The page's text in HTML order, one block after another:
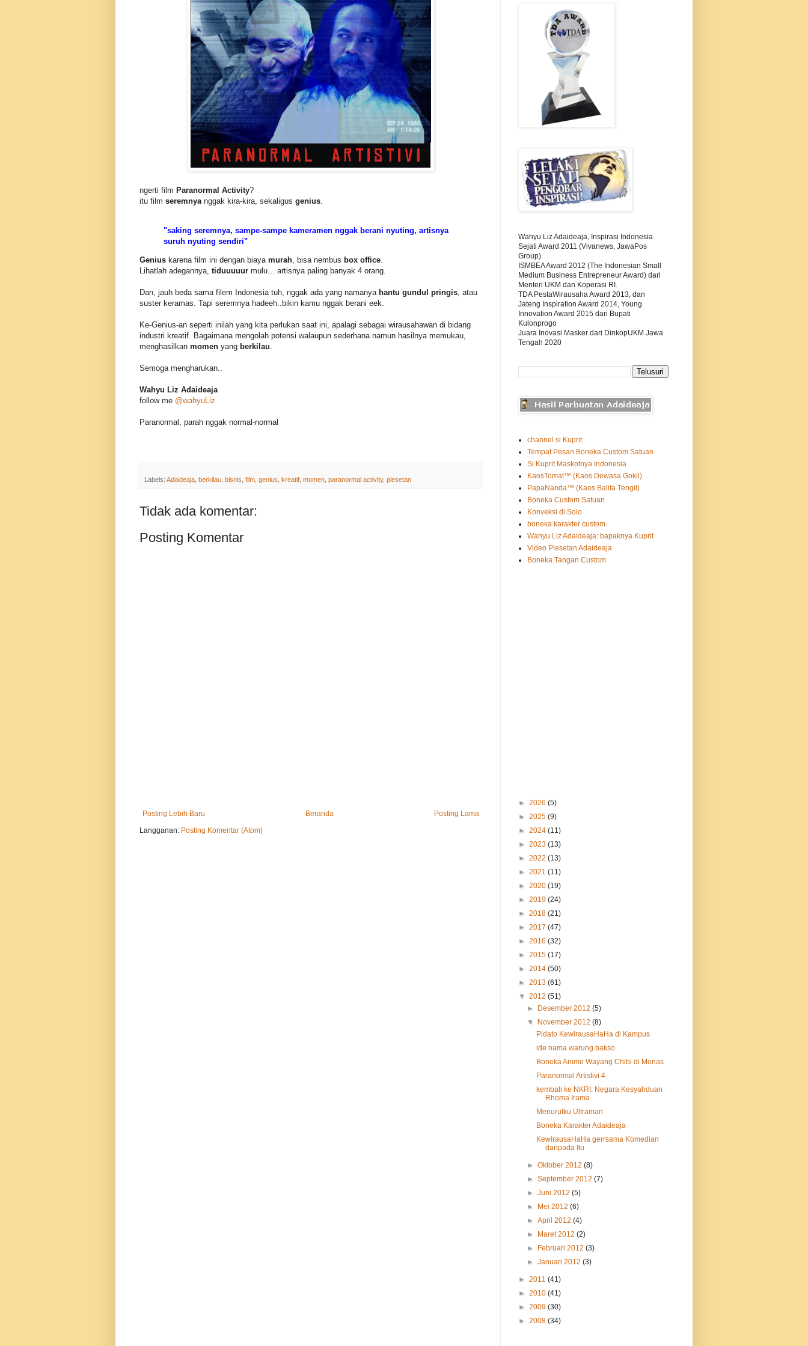
ngerti film Paranormal Activity?
itu film seremnya nggak kira-kira, sekaligus genius
"saking seremnya, sampe-sampe kameramen nggak berani nyuting, artisnya
suruh nyuting sendiri"
Genius karena film ini dengan biaya murah, bisa nembus box office.
Lihatlah adegannya, tiduuuuur mulu... artisnya paling banyak 4 orang.
Dan, jauh beda sama filem Indonesia tuh, nggak ada yang namanya hantu gundul pringis, atau
suster keramas. Tapi seremnya hadeeh..bikin kamu nggak berani eek.
Ke-Genius-an seperti inilah yang kita perlukan saat ini, apalagi sebagai wirausahawan di bidang
industri kreatif. Bagaimana mengolah potensi walaupun sederhana namun hasilnya memukau,
menghasilkan momen yang berkilau.
Semoga mengharukan..
Wahyu Liz Adaideaja
follow me @wahyuLiz
Paranormal, parah nggak normal-normal
Labels: Adaideaja berkilau bisnis film genius kreatif momen paranormal activity, plesetan
Tidak ada komentar:
Posting Komentar
Posting Lebih Baru Posting Lama
Beranda
Langganan: Posting Komentar (Atom)
Wahyu Liz Adaideaja, Inspirasi Indonesia
Sejati Award 2011 (Vivanews, JawaPos
Group).
ISMBEA Award 2012 (The Indonesian Small
Medium Business Entrepreneur Award) dari
Menteri UKM dan Koperasi RI.
TDA PestaWirausaha Award 2013, dan
Jateng Inspiration Award 2014, Young
Innovation Award 2015 dari Bupati
Kulonprogo
Juara Inovasi Masker dari DinkopUKM Jawa
Tengah 2020
channel si Kuprit
Tempat Pesan Boneka Custom Satuan
Si Kuprit Maskotnya Indonesia
KaosTomat™ (Kaos Dewasa Gokil)
PapaNanda™ (Kaos Balita Tengil)
Boneka Custom Satuan
Konveksi di Solo
boneka karakter custom
Wahyu Liz Adaideaja: bapaknya Kuprit
Video Plesetan Adaideaja
Boneka Tangan Custom
► 2026 (5)
► 2025 (9)
► 2024 (11)
► 2023 (13)
► 2022 (13)
► 2021 (11)
► 2020 (19)
► 2019 (24)
► 2018 (21)
► 2017 (47)
► 2016 (32)
► 2015 (17)
► 2014 (50)
► 2013 (61)
▼ 2012 (51)
► Desember 2012(5)
▼ November 2012(8)
Pidato KewirausaHaHa di Kampus
ide nama warung bakso
Boneka Anime Wayang Chibi di Monas
Paranormal Artistivi 4
kembali ke NKRI: Negara Kesyahduan
Rhoma Irama
Menurutku Ultraman
Boneka Karakter Adaideaja
KewirausaHaHa gerrsama Komedian
daripada Itu
►Oktober 2012(8)
►September 2012(7)
►Juni 2012(5)
► Mei 2012(6)
►April 2012(4)
► Maret 2012(2)
► Februari 2012(3)
►Januari 2012(3)
► 2011 (41)
► 2010 (41)
► 2009 (30)
► 2008 (34)